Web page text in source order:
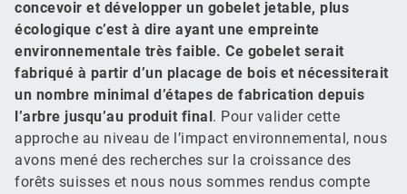
concevoir et développer un gobelet jetable, plus
écologique c’est à dire ayant une empreinte
environnementale très faible. Ce gobelet serait
fabriqué à partir d’un placage de bois et nécessiterait
un nombre minimal d’étapes de fabrication depuis
l’arbre jusqu’au produit final . Pour valider cette
approche au niveau de l’impact environnemental, nous
avons mené des recherches sur la croissance des
forêts suisses et nous nous sommes rendus compte